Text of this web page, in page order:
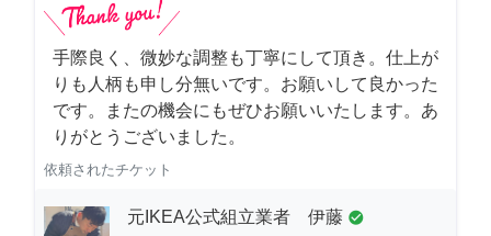
手際良く、微妙な調整も丁寧にして頂き。仕上が
りも人柄も申し分無いです。お願いして良かった
です。またの機会にもぜひお願いいたします。あ
りがとうございました。
依頼されたチケット
元IKEA公式組立業者 伊藤 check_circle